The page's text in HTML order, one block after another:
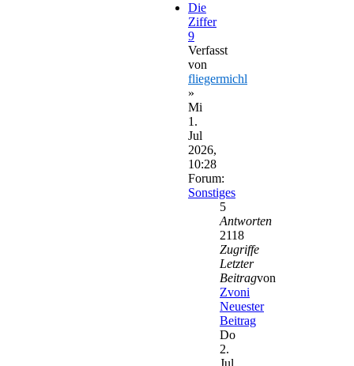
Die
Ziffer
9
Verfasst
von
fliegermichl
»
Mi
1.
Jul
2026,
10:28
Forum:
Sonstiges
5
Antworten
2118
Zugriffe
Letzter
Beitragvon
Zvoni
Neuester
Beitrag
Do
2.